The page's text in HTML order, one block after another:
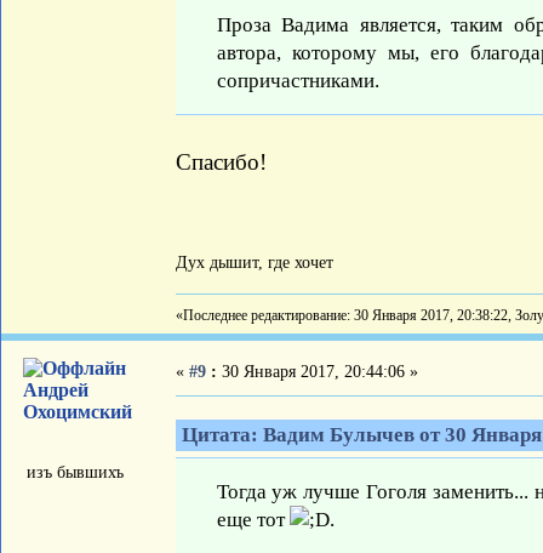
Проза Вадима является, таким
автора, которому мы, его
сопричастниками.
Спасибо!
Дух дышит, где хочет
«Последнее редактирование: 30 Января 2017, 20:38:22,
Андрей
Охоцимский
изъ бывшихъ
« #9 : 30 Января 2017, 20:44:06 »
Цитата: Вадим Булычев от 30
Тогда уж лучше Гоголя
еще тот
.